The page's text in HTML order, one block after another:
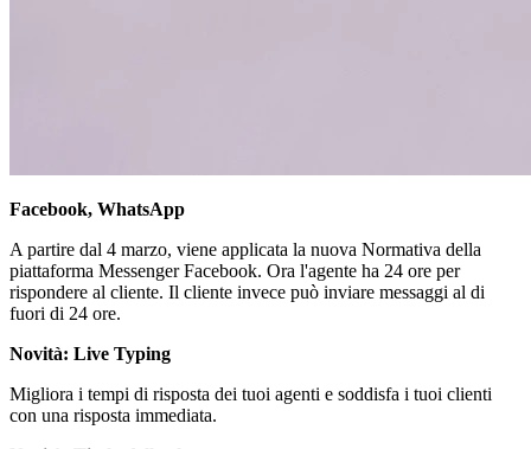
Facebook, WhatsApp
A partire dal 4 marzo, viene applicata la nuova Normativa della
piattaforma Messenger Facebook. Ora l'agente ha 24 ore per
rispondere al cliente. Il cliente invece può inviare messaggi al di
fuori di 24 ore.
Novità: Live Typing
Migliora i tempi di risposta dei tuoi agenti e soddisfa i tuoi clienti
con una risposta immediata.